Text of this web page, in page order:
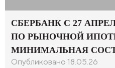
СБЕРБАНК С 27
ПО РЫНОЧНОЙ
МИНИМАЛЬНАЯ
Опубликовано 18.05.26